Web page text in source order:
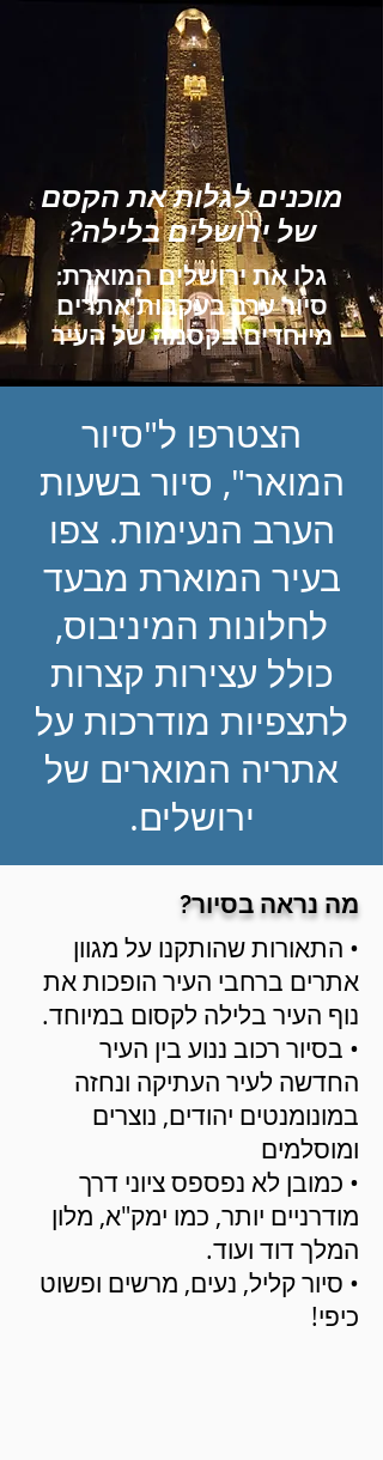
מוכנים לגלות את הקסם
של ירושלים בלילה?
גלו את ירושלים המוארת:
סיור ערב בעקבות אתרים
מיוחדים בקסמה של העיר
הצטרפו ל"סיור
המואר", סיור בשעות
הערב הנעימות. צפו
בעיר המוארת מבעד
לחלונות המיניבוס,
כולל עצירות קצרות
לתצפיות מודרכות על
אתריה המוארים של
ירושלים.
מה נראה בסיור?
• התאורות שהותקנו על מגוון
אתרים ברחבי העיר הופכות את
נוף העיר בלילה לקסום במיוחד.
• בסיור רכוב ננוע בין העיר
החדשה לעיר העתיקה ונחזה
במונומנטים יהודים, נוצרים
ומוסלמים
• כמובן לא נפספס ציוני דרך
מודרניים יותר, כמו ימק"א, מלון
המלך דוד ועוד.
• סיור קליל, נעים, מרשים ופשוט
כיפי!